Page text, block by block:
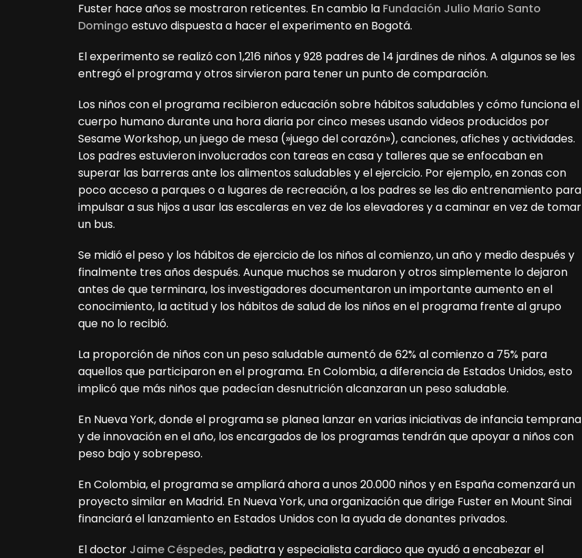
Fuster hace años se mostraron reticentes. En cambio la Fundación Julio Mario Santo
Domingo estuvo dispuesta a hacer el experimento en Bogotá.
El experimento se realizó con 1,216 niños y 928 padres de 14 jardines de niños. A algunos se les
entregó el programa y otros sirvieron para tener un punto de comparación.
Los niños con el programa recibieron educación sobre hábitos saludables y cómo funciona el
cuerpo humano durante una hora diaria por cinco meses usando videos producidos por
Sesame Workshop, un juego de mesa (»juego del corazón»), canciones, afiches y actividades.
Los padres estuvieron involucrados con tareas en casa y talleres que se enfocaban en
superar las barreras ante los alimentos saludables y el ejercicio. Por ejemplo, en zonas con
poco acceso a parques o a lugares de recreación, a los padres se les dio entrenamiento para
impulsar a sus hijos a usar las escaleras en vez de los elevadores y a caminar en vez de tomar
un bus.
Se midió el peso y los hábitos de ejercicio de los niños al comienzo, un año y medio después y
finalmente tres años después. Aunque muchos se mudaron y otros simplemente lo dejaron
antes de que terminara, los investigadores documentaron un importante aumento en el
conocimiento, la actitud y los hábitos de salud de los niños en el programa frente al grupo
que no lo recibió.
La proporción de niños con un peso saludable aumentó de 62% al comienzo a 75% para
aquellos que participaron en el programa. En Colombia, a diferencia de Estados Unidos, esto
implicó que más niños que padecían desnutrición alcanzaran un peso saludable.
En Nueva York, donde el programa se planea lanzar en varias iniciativas de infancia temprana
y de innovación en el año, los encargados de los programas tendrán que apoyar a niños con
peso bajo y sobrepeso.
En Colombia, el programa se ampliará ahora a unos 20.000 niños y en España comenzará un
proyecto similar en Madrid. En Nueva York, una organización que dirige Fuster en Mount Sinai
financiará el lanzamiento en Estados Unidos con la ayuda de donantes privados.
El doctor Jaime Céspedes, pediatra y especialista cardiaco que ayudó a encabezar el